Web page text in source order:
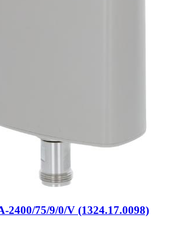
2400/75/9/0/V (1324.17.0098)